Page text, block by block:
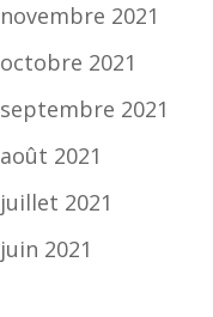
novembre 2021
octobre 2021
septembre 2021
août 2021
juillet 2021
juin 2021